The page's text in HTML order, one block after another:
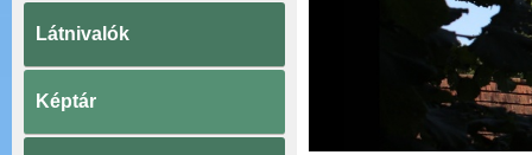
Látnivalók
Képtár